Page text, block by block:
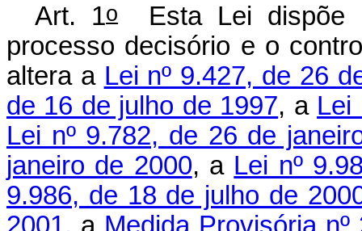
Art. 1oEsta Lei dispõe
processo decisório e o
altera a Lei nº 9.427, de 26
de 16 de julho de 1997, a Lei
Lei nº 9.782, de 26 de
janeiro de 2000, a Lei nº
9.986, de 18 de julho de